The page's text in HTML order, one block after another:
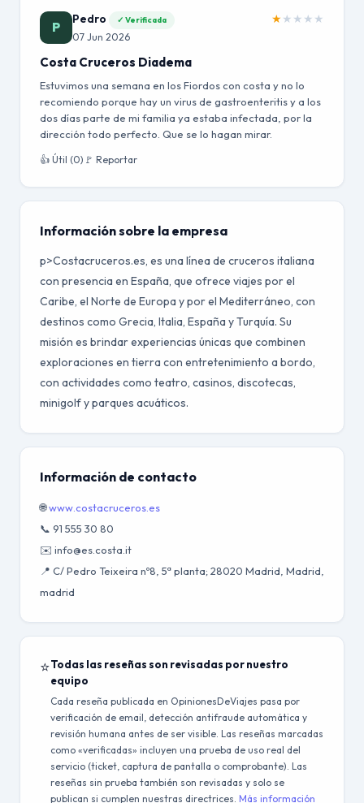
P Pedro ✓ Verificada
07 Jun 2026
★★ ★ ★ ★
Costa Cruceros Diadema
Estuvimos una semana en los Fiordos con costa y no lo
recomiendo porque hay un virus de gastroenteritis y a los
dos días parte de mi familia ya estaba infectada, por la
dirección todo perfecto. Que se lo hagan mirar.
👍 Útil (0) 🚩 Reportar
Información sobre la empresa
p>Costacruceros.es, es una línea de cruceros italiana
con presencia en España, que ofrece viajes por el
Caribe, el Norte de Europa y por el Mediterráneo, con
destinos como Grecia, Italia, España y Turquía. Su
misión es brindar experiencias únicas que combinen
exploraciones en tierra con entretenimiento a bordo,
con actividades como teatro, casinos, discotecas,
minigolf y parques acuáticos.
Información de contacto
🌐www.costacruceros.es
📞 91 555 30 80
✉️ info@es.costa.it
📍 C/ Pedro Teixeira nº8, 5ª planta; 28020 Madrid, Madrid,
madrid
⭐Todas las reseñas son revisadas por nuestro
equipo
Cada reseña publicada en OpinionesDeViajes pasa por
verificación de email, detección antifraude automática y
revisión humana antes de ser visible. Las reseñas marcadas
como «verificadas» incluyen una prueba de uso real del
servicio (ticket, captura de pantalla o comprobante). Las
reseñas sin prueba también son revisadas y solo se
publican si cumplen nuestras directrices. Más información